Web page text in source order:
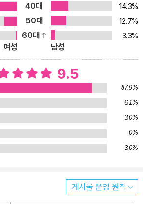
40대
14.3%
50대
12.7%
60대
3.3%
여성
남성
9.5
87.9%
6.1%
3.0%
0%
3.0%
게시물 운영 원칙